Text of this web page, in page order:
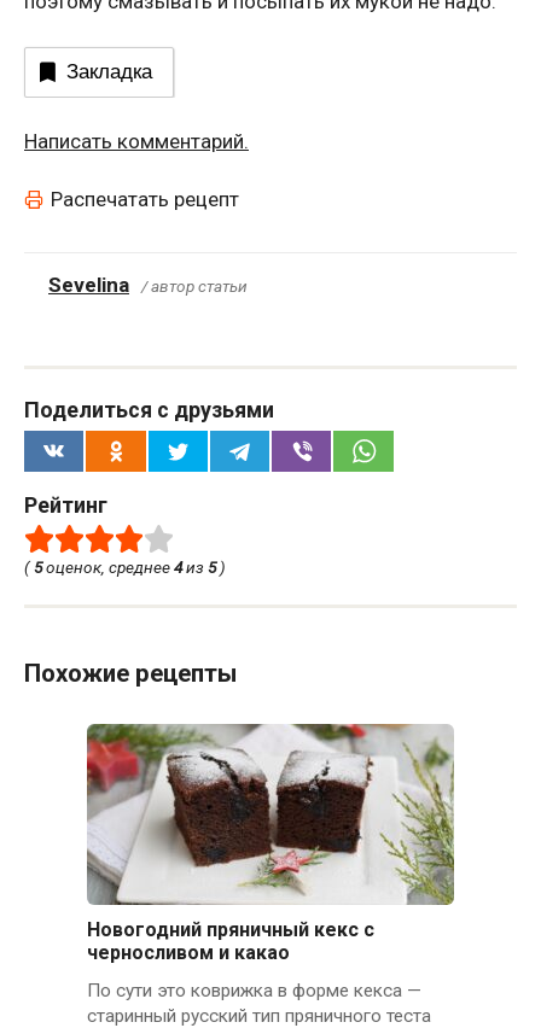
Закладка
Написать комментарий.
Распечатать рецепт
Sevelina / автор статьи
Поделиться с друзьями
Рейтинг
(5оценок, среднее4из 5)
Похожие рецепты
Новогодний пряничный кекс с
черносливом и какао
По сути это коврижка в форме кекса —
старинный русский тип пряничного теста